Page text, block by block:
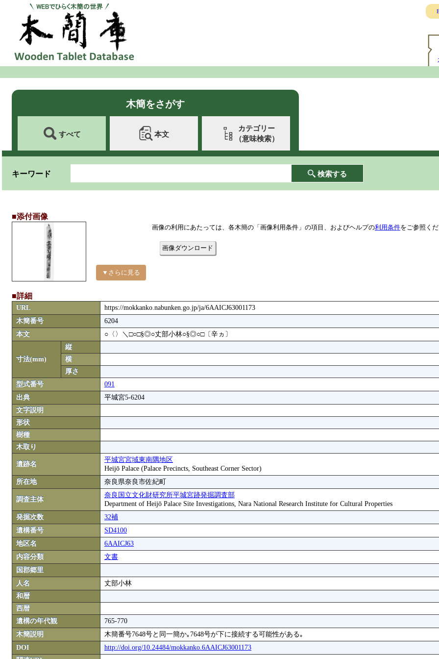
木簡をさがす
すべて 本文
カテゴリー
（意味検索）
キーワード 検索する
■添付画像
▼さらに見る
画像の利用にあたっては、各木簡の「画像利用条件」の項目、およびヘルプの利用条件をご参照く
画像ダウンロード
■詳細
URL
https://mokkanko.nabunken.go.jp/ja/6AAICJ63001173
木簡番号
6204
本文
○〈〉＼□○□§◎○丈部小林○§◎○□〔辛ヵ〕
寸法(mm)
縦
横
厚さ
型式番号
091
出典
平城宮5-6204
文字説明
形状
樹種
木取り
遺跡名
平城宮宮域東南隅地区
Heijō Palace (Palace Precincts, Southeast Corner Sector)
所在地
奈良県奈良市佐紀町
調査主体
奈良国立文化財研究所平城宮跡発掘調査部
Department of Heijō Palace Site Investigations, Nara National Research Institute for Cultural Properties
発掘次数
32補
遺構番号
SD4100
地区名
6AAICJ63
内容分類
文書
国郡郷里
人名
丈部小林
和暦
西暦
遺構の年代観
765-770
木簡説明
木簡番号7648号と同一簡か｡7648号が下に接続する可能性がある｡
DOI
http://doi.org/10.24484/mokkanko.6AAICJ63001173